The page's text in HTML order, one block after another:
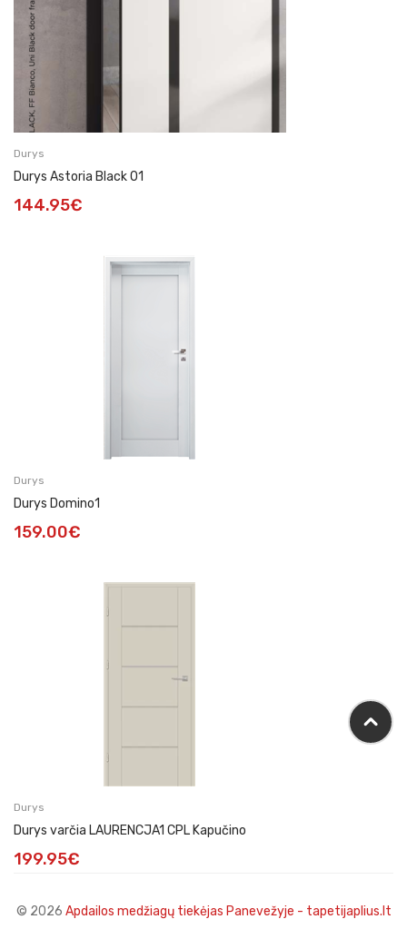
Durys
Durys Astoria Black 01
144.95€
Durys
Durys Domino1
159.00€
Durys
Durys varčia LAURENCJA1 CPL Kapučino
199.95€
© 2026 Apdailos medžiagų tiekėjas Panevežyje - tapetijaplius.lt